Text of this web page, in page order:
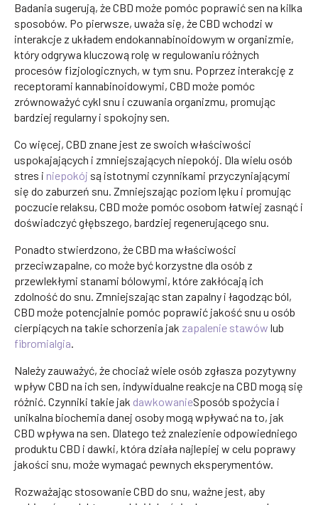
Badania sugerują, że CBD może pomóc poprawić sen na kilka
sposobów. Po pierwsze, uważa się, że CBD wchodzi w
interakcje z układem endokannabinoidowym w organizmie,
który odgrywa kluczową rolę w regulowaniu różnych
procesów fizjologicznych, w tym snu. Poprzez interakcję z
receptorami kannabinoidowymi, CBD może pomóc
zrównoważyć cykl snu i czuwania organizmu, promując
bardziej regularny i spokojny sen.
Co więcej, CBD znane jest ze swoich właściwości
uspokajających i zmniejszających niepokój. Dla wielu osób
stres i niepokój są istotnymi czynnikami przyczyniającymi
się do zaburzeń snu. Zmniejszając poziom lęku i promując
poczucie relaksu, CBD może pomóc osobom łatwiej zasnąć i
doświadczyć głębszego, bardziej regenerującego snu.
Ponadto stwierdzono, że CBD ma właściwości
przeciwzapalne, co może być korzystne dla osób z
przewlekłymi stanami bólowymi, które zakłócają ich
zdolność do snu. Zmniejszając stan zapalny i łagodząc ból,
CBD może potencjalnie pomóc poprawić jakość snu u osób
cierpiących na takie schorzenia jak zapalenie stawów lub
fibromialgia.
Należy zauważyć, że chociaż wiele osób zgłasza pozytywny
wpływ CBD na ich sen, indywidualne reakcje na CBD mogą się
różnić. Czynniki takie jak dawkowanieSposób spożycia i
unikalna biochemia danej osoby mogą wpływać na to, jak
CBD wpływa na sen. Dlatego też znalezienie odpowiedniego
produktu CBD i dawki, która działa najlepiej w celu poprawy
jakości snu, może wymagać pewnych eksperymentów.
Rozważając stosowanie CBD do snu, ważne jest, aby